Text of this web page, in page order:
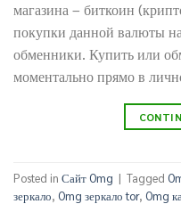
магазина – биткоин
покупки данной валюты
обменники. Купить или
моментально прямо в
Posted in Сайт Omg | Tagged
зеркало, Omg зеркало tor, Omg